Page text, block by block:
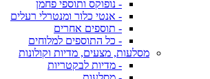
- נופוקס ותוספי פחמן
- אנטי כלור ומנטרלי רעלים
- תוספים אחרים
- כל התוספים למלוחים
מסלעות, מצעים, מדיות וקולונות
- מדיות לבקטריות